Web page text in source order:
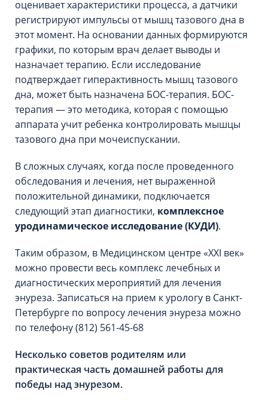
оценивает характеристики процесса, а датчики
регистрируют импульсы от мышц тазового дна в
этот момент. На основании данных формируются
графики, по которым врач делает выводы и
назначает терапию. Если исследование
подтверждает гиперактивность мышц тазового
дна, может быть назначена БОС-терапия. БОС-
терапия — это методика, которая с помощью
аппарата учит ребенка контролировать мышцы
тазового дна при мочеиспускании.
В сложных случаях, когда после проведенного
обследования и лечения, нет выраженной
положительной динамики, подключается
следующий этап диагностики, комплексное
уродинамическое исследование (КУДИ).
Таким образом, в Медицинском центре «XXI век»
можно провести весь комплекс лечебных и
диагностических мероприятий для лечения
энуреза. Записаться на прием к урологу в Санкт-
Петербурге по вопросу лечения энуреза можно
по телефону (812) 561-45-68
Несколько советов родителям или
практическая часть домашней работы для
победы над энурезом.